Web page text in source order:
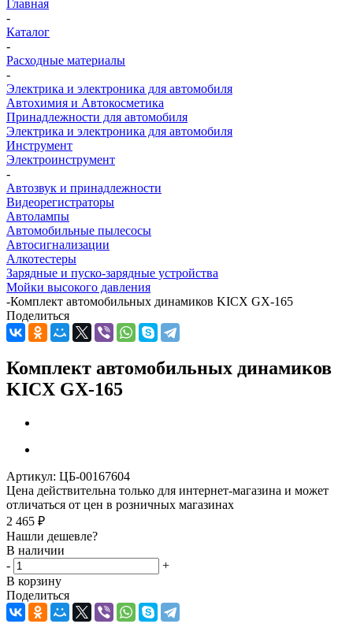
Главная
-
Каталог
-
Расходные материалы
-
Электрика и электроника для автомобиля
Автохимия и Автокосметика
Принадлежности для автомобиля
Электрика и электроника для автомобиля
Инструмент
Электроинструмент
-
Автозвук и принадлежности
Видеорегистраторы
Автолампы
Автомобильные пылесосы
Автосигнализации
Алкотестеры
Зарядные и пуско-зарядные устройства
Мойки высокого давления
-Комплект автомобильных динамиков KICX GX-165
Поделиться
Комплект автомобильных динамиков
KICX GX-165
Артикул: ЦБ-00167604
Цена действительна только для интернет-магазина и может
отличаться от цен в розничных магазинах
2 465 ₽
Нашли дешевле?
В наличии
-
+
В корзину
Поделиться